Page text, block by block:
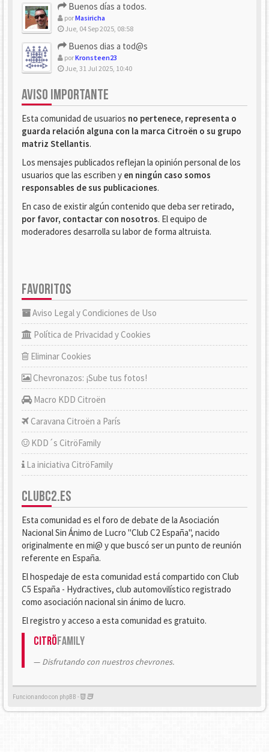
Buenos días a todos.
porMasiricha
Jue, 04 Sep 2025, 08:58
Buenos dias a tod@s
porKronsteen23
Jue, 31 Jul 2025, 10:40
AVISO IMPORTANTE
Esta comunidad de usuarios no pertenece, representa o
guarda relación alguna con la marca Citroën o su grupo
matriz Stellantis.
Los mensajes publicados reflejan la opinión personal de los
usuarios que las escriben y en ningún caso somos
responsables de sus publicaciones.
En caso de existir algún contenido que deba ser retirado,
por favor, contactar con nosotros. El equipo de
moderadores desarrolla su labor de forma altruista.
FAVORITOS
Aviso Legal y Condiciones de Uso
Política de Privacidad y Cookies
Eliminar Cookies
Chevronazos: ¡Sube tus fotos!
Macro KDD Citroën
Caravana Citroën a París
KDD´s CitröFamily
La iniciativa CitröFamily
CLUBC2.ES
Esta comunidad es el foro de debate de la Asociación
Nacional Sin Ánimo de Lucro "Club C2 España", nacido
originalmente en mi@ y que buscó ser un punto de reunión
referente en España.
El hospedaje de esta comunidad está compartido con Club
C5 España - Hydractives, club automovilístico registrado
como asociación nacional sin ánimo de lucro.
El registro y acceso a esta comunidad es gratuito.
CitröFamily
Disfrutando con nuestros chevrones.
Funcionando con phpBB -